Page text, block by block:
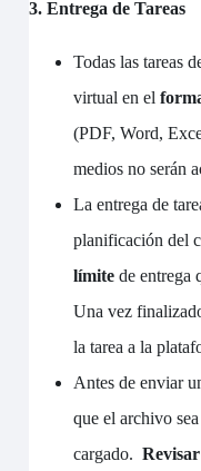
3. Entrega de Tareas
Todas las tareas
virtual en el
(PDF, Word,
medios no serán
La entrega de
planificación del
límite de entrega
Una vez
la tarea a la
Antes de enviar
que el archivo
cargado.